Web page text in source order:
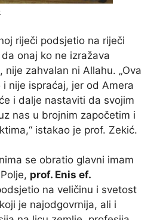
riječi podsjetio na riječi
onaj ko ne izražava
nije zahvalan ni Allahu. „Ova
nije ispraćaj, jer od Amera
i dalje nastaviti da svojim
nas u brojnim započetim i
istakao je prof. Zekić.
se obratio glavni imam
prof. Enis ef.
na veličinu i svetost
je najodgovrnija, ali i